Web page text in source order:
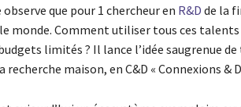
observe que pour 1 chercheur en R&D de la
monde. Comment utiliser tous ces
limités ? Il lance l’idée saugrenue
recherche maison, en C&D « Connexions &